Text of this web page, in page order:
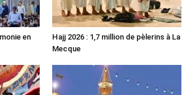
en
Hajj 2026 : 1,7 million de pèlerins à La
Mecque